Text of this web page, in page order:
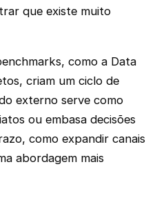
que existe muito
como a Data
criam um ciclo de
externo serve como
ou embasa decisões
como expandir canais
abordagem mais